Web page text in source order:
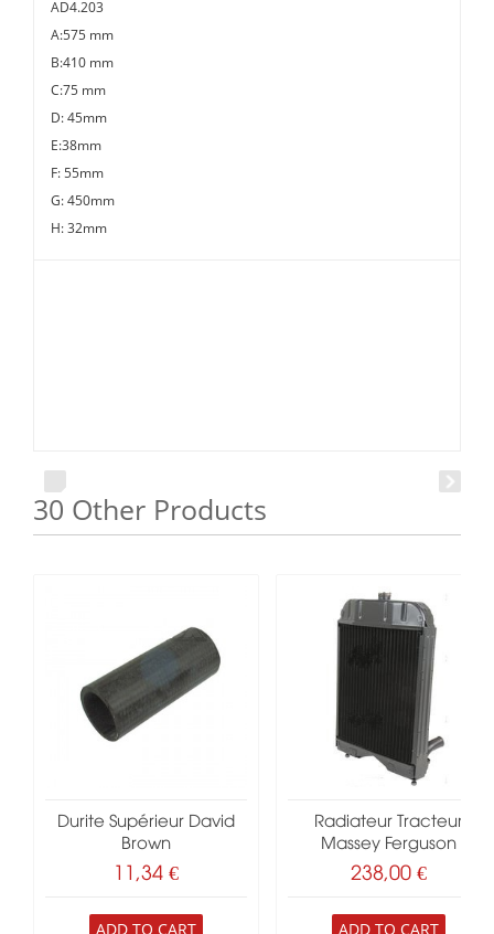
AD4.203
A:575 mm
B:410 mm
C:75 mm
D: 45mm
E:38mm
F: 55mm
G: 450mm
H: 32mm
30 Other Products
Durite Supérieur David
Brown
11,34 €
Radiateur Tracteur
Massey Ferguson
238,00 €